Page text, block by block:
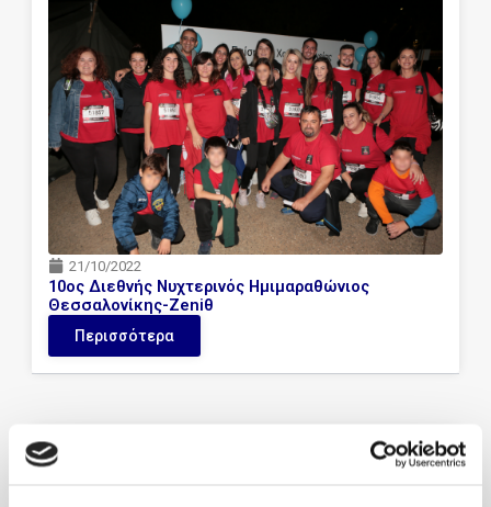
21/10/2022
10ος Διεθνής Νυχτερινός Ημιμαραθώνιος
Θεσσαλονίκης-Zeniθ
Περισσότερα